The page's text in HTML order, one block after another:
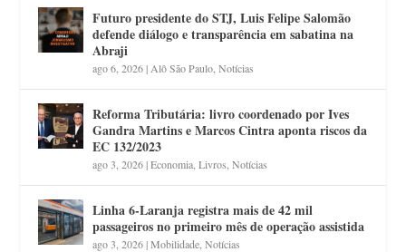
Futuro presidente do STJ, Luis Felipe Salomão
defende diálogo e transparência em sabatina na
Abraji
ago 6, 2026| Alô São Paulo ,Notícias
Reforma Tributária: livro coordenado por Ives
Gandra Martins e Marcos Cintra aponta riscos da
EC 132/2023
ago 3, 2026|Economia ,Livros ,Notícias
Linha 6-Laranja registra mais de 42 mil
passageiros no primeiro mês de operação assistida
ago 3, 2026|Mobilidade ,Notícias